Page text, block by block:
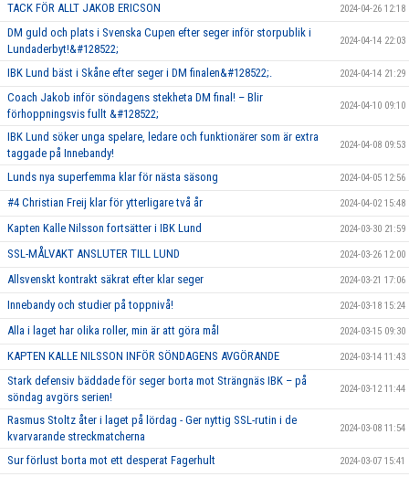
TACK FÖR ALLT JAKOB ERICSON 2024-04-26 12:18
DM guld och plats i Svenska Cupen efter seger inför storpublik i
Lundaderbyt!&#128522;
2024-04-14 22:03
IBK Lund bäst i Skåne efter seger i DM finalen&#128522;. 2024-04-14 21:29
Coach Jakob inför söndagens stekheta DM final! – Blir
förhoppningsvis fullt &#128522;
2024-04-10 09:10
IBK Lund söker unga spelare, ledare och funktionärer som är extra
taggade på Innebandy!
2024-04-08 09:53
Lunds nya superfemma klar för nästa säsong 2024-04-05 12:56
#4 Christian Freij klar för ytterligare två år 2024-04-02 15:48
Kapten Kalle Nilsson fortsätter i IBK Lund 2024-03-30 21:59
SSL-MÅLVAKT ANSLUTER TILL LUND 2024-03-26 12:00
Allsvenskt kontrakt säkrat efter klar seger 2024-03-21 17:06
Innebandy och studier på toppnivå! 2024-03-18 15:24
Alla i laget har olika roller, min är att göra mål 2024-03-15 09:30
KAPTEN KALLE NILSSON INFÖR SÖNDAGENS AVGÖRANDE 2024-03-14 11:43
Stark defensiv bäddade för seger borta mot Strängnäs IBK – på
söndag avgörs serien!
2024-03-12 11:44
Rasmus Stoltz åter i laget på lördag - Ger nyttig SSL-rutin i de
kvarvarande streckmatcherna
2024-03-08 11:54
Sur förlust borta mot ett desperat Fagerhult 2024-03-07 15:41